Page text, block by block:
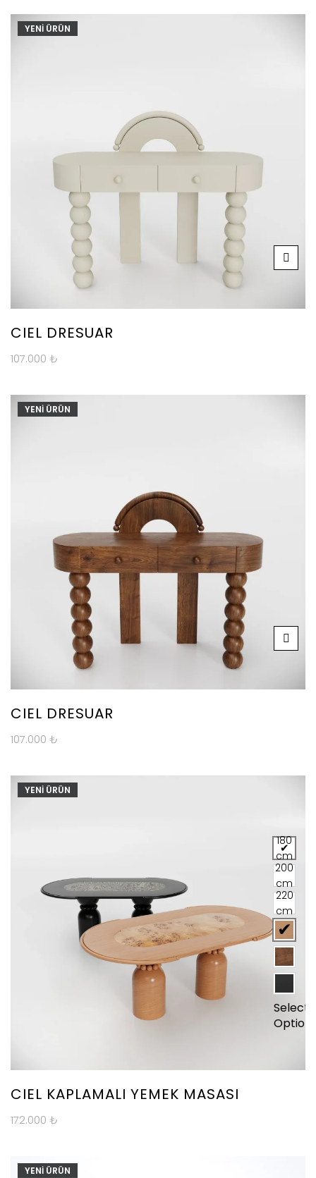
YENİ ÜRÜN
CIEL DRESUAR
107.000 ₺
YENİ ÜRÜN
CIEL DRESUAR
107.000 ₺
YENİ ÜRÜN
180
cm
200
cm
220
cm
Select
CIEL KAPLAMALI YEMEK MASASI
172.000 ₺
YENİ ÜRÜN